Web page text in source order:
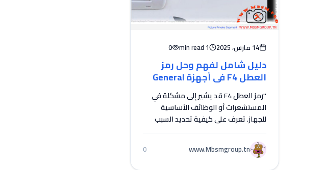
14 مارس، 2025 1 min read
0
دليل شامل لفهم وحل رمز
العطل F4 في أجهزة General
Gold
"رمز العطل F4 قد يشير إلى مشكلة في
المستشعرات أو الوظائف الأساسية
للجهاز. تعرف على كيفية تحديد السبب
وإصلاح المشكلة."...
www.Mbsmgroup.tn
0